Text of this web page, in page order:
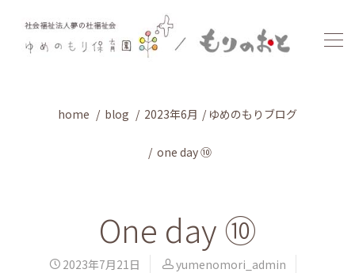
home blog 2023年6月 ゆめのもりブログ
one day ⑩
One day ⑩
2023年7月21日
yumenomori_admin